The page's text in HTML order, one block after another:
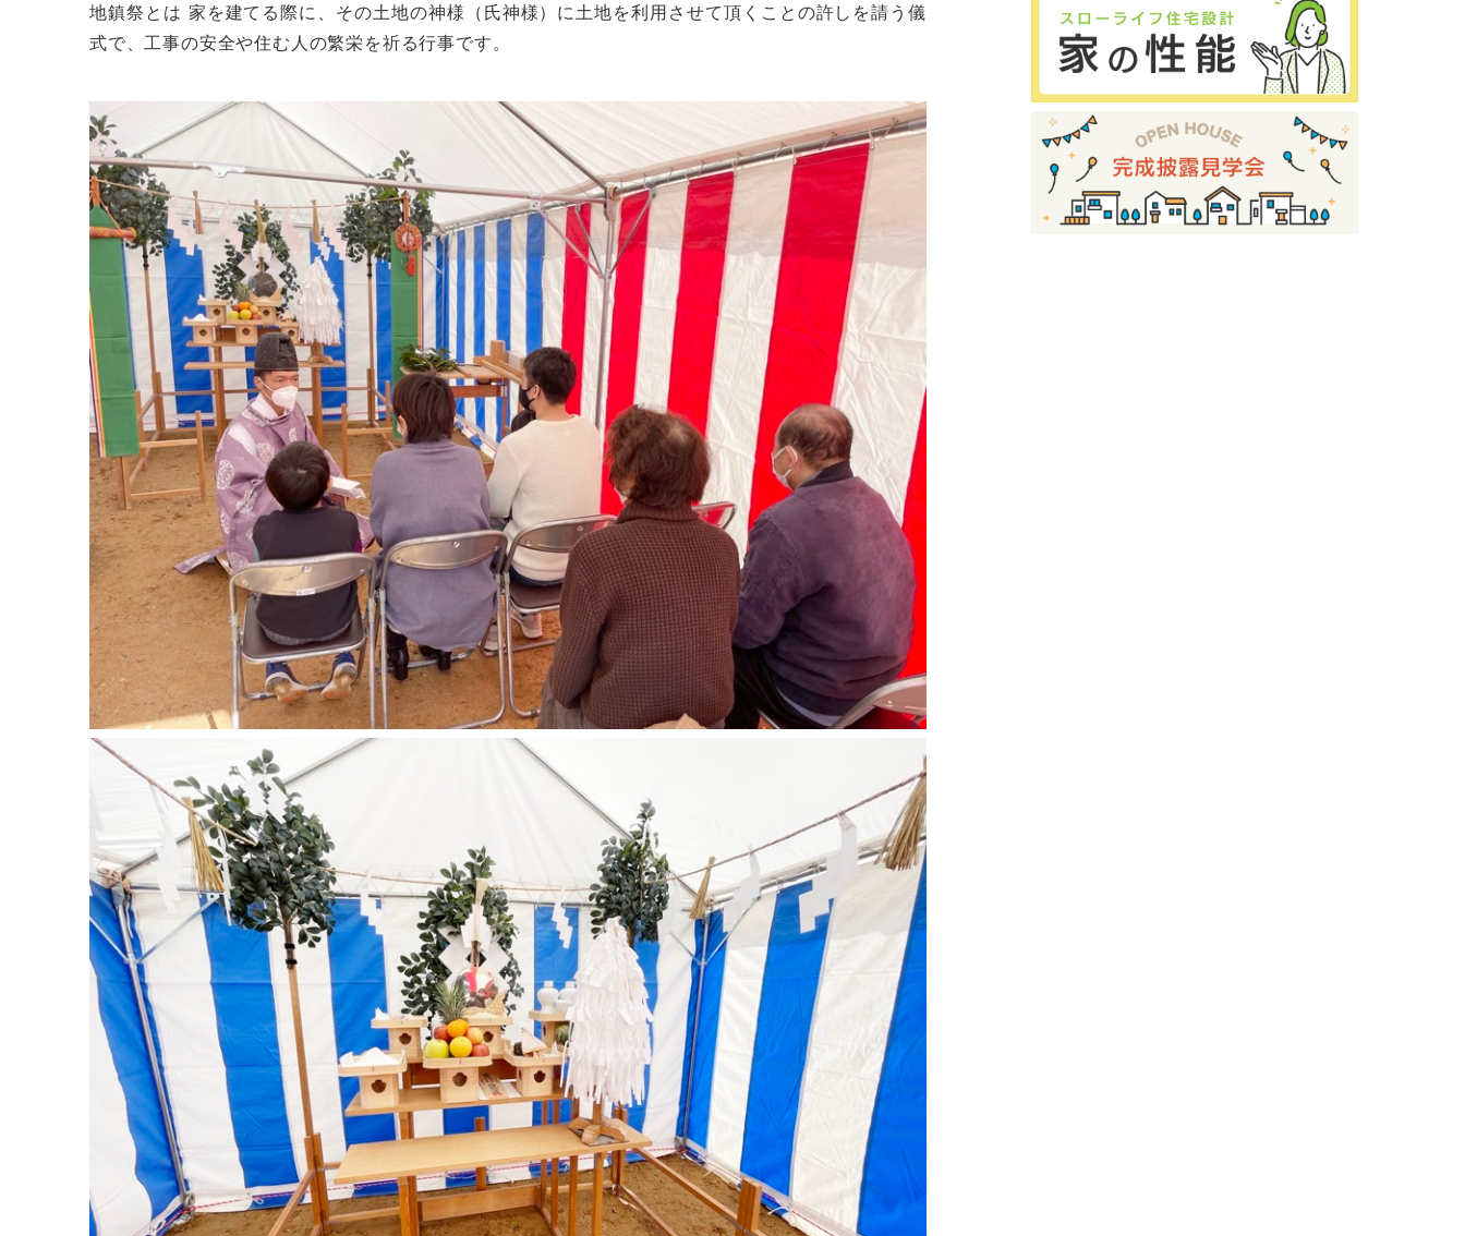
地鎮祭とは 家を建てる際に、その土地の神様（氏神様）に土地を利用させて頂くことの許しを請う儀
式で、工事の安全や住む人の繁栄を祈る行事です。